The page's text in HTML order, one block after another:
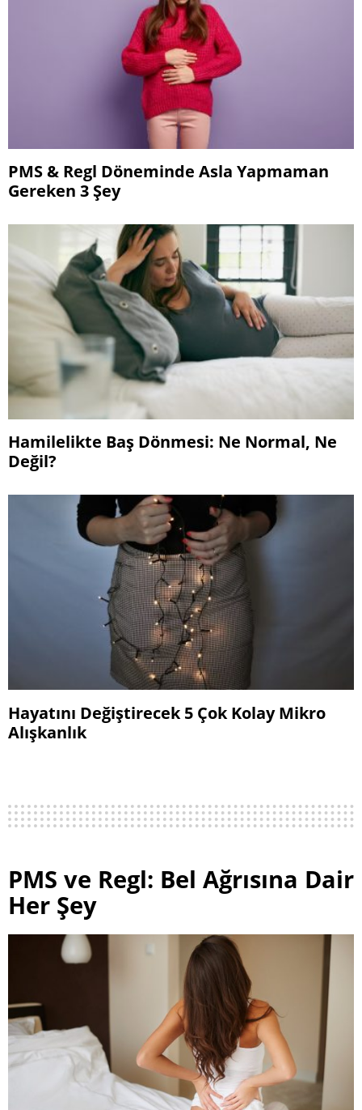
PMS & Regl Döneminde Asla Yapmaman
Gereken 3 Şey
Hamilelikte Baş Dönmesi: Ne Normal, Ne
Değil?
Hayatını Değiştirecek 5 Çok Kolay Mikro
Alışkanlık
PMS ve Regl: Bel Ağrısına Dair
Her Şey